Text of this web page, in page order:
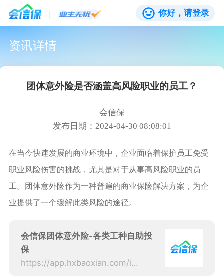
你好，请登录
资讯详情
团体意外险是否涵盖高风险职业的员工？
会信保
发布日期：2024-04-30 08:08:01
在当今快速发展的商业环境中，企业面临着保护员工免受
职业风险伤害的挑战，尤其是对于从事高风险职业的员
工。团体意外险作为一种普遍的商业保险解决方案，为企
业提供了一个缓解此类风险的途径。
会信保团体意外险-各类工种自助投
保
https://app.hxbaoxian.com/insurance?p=1&l=20&t=6&c=0&sourceType=web